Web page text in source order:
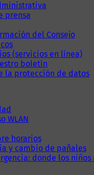
s
a
a
prensa
del Consejo
(servicios en línea)
boletín
la protección de datos
WLAN
horarios
y cambio de pañales
donde los